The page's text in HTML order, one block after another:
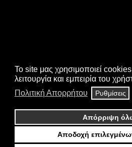
To site μας χρησιμοποιεί cookies
λειτουργία και εμπειρία του
Πολιτική Απορρήτου
Ρυθμίσεις
Απόρριψη
Αποδοχή
ΖΗΤΗΣΤΕ ΝΑ ΣΑΣ
© 2026 ALL RIGHTS
ΣΤΗΝ ΙΣΤΟΣΕΛΊΔΑ
ΤΗΝ ΒΈΛΤΙΣΤΗ